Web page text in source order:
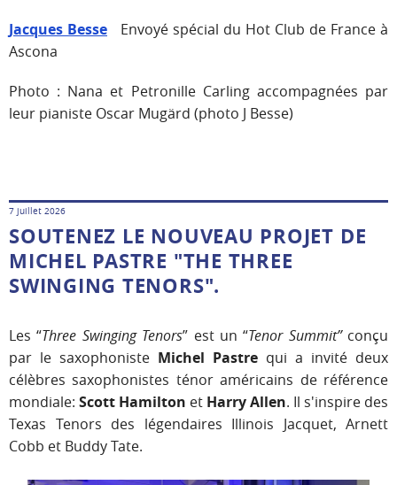
Jacques Besse Envoyé spécial du Hot Club de France à
Ascona
Photo : Nana et Petronille Carling accompagnées par
leur pianiste Oscar Mugärd (photo J Besse)
7 juillet 2026
SOUTENEZ LE NOUVEAU PROJET DE
MICHEL PASTRE "THE THREE
SWINGING TENORS".
Les “Three Swinging Tenors” est un “Tenor Summit”conçu
par le saxophoniste Michel Pastre qui a invité deux
célèbres saxophonistes ténor américains de référence
mondiale: Scott Hamilton et Harry Allen. Il s'inspire des
Texas Tenors des légendaires Illinois Jacquet, Arnett
Cobb et Buddy Tate.